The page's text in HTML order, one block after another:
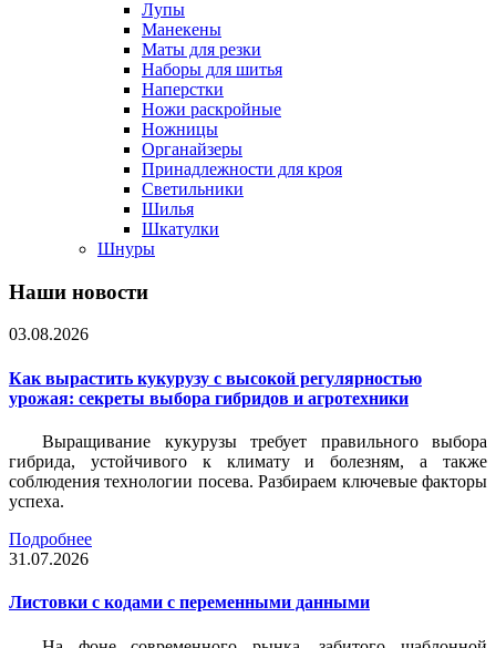
Лупы
Манекены
Маты для резки
Наборы для шитья
Наперстки
Ножи раскройные
Ножницы
Органайзеры
Принадлежности для кроя
Светильники
Шилья
Шкатулки
Шнуры
Наши новости
03.08.2026
Как вырастить кукурузу с высокой регулярностью
урожая: секреты выбора гибридов и агротехники
Выращивание кукурузы требует правильного выбора
гибрида, устойчивого к климату и болезням, а также
соблюдения технологии посева. Разбираем ключевые факторы
успеха.
Подробнее
31.07.2026
Листовки c кодами с переменными данными